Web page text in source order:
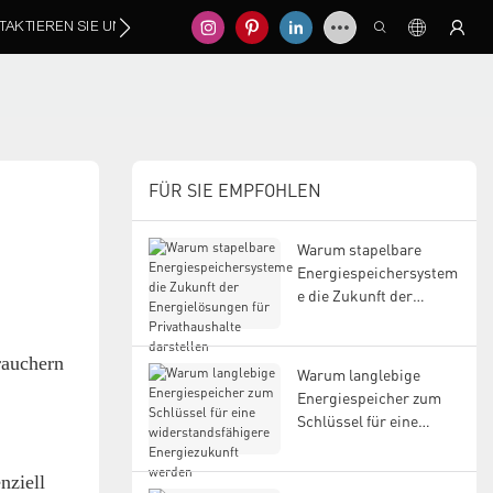
SIE UNS
FÜR SIE EMPFOHLEN
Warum stapelbare
Energiespeichersystem
e die Zukunft der
Privathaushalte
Warum langlebige
Energiespeicher zum
Schlüssel für eine
Energiezukunft werden